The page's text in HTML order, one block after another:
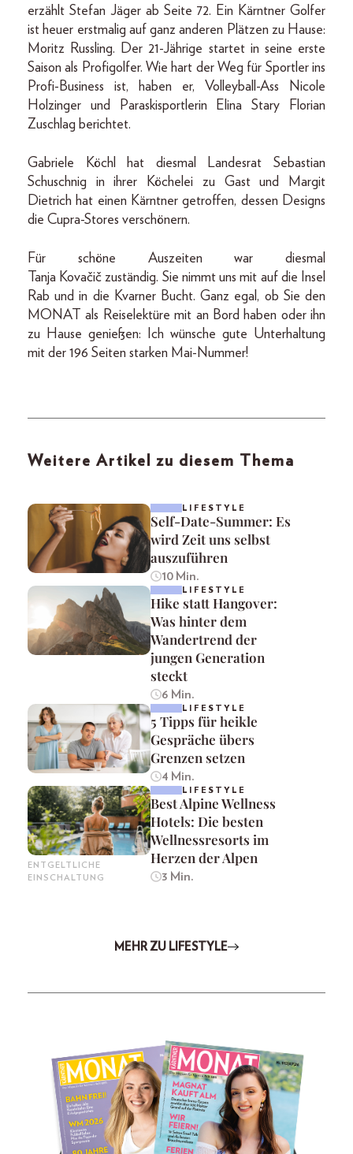
erzählt Stefan Jäger ab Seite 72. Ein Kärntner Golfer
ist heuer erstmalig auf ganz anderen Plätzen zu Hause:
Moritz Russling. Der 21-Jährige startet in seine erste
Saison als Profigolfer. Wie hart der Weg für Sportler ins
Profi-Business ist, haben er, Volleyball-Ass Nicole
Holzinger und Paraskisportlerin Elina Stary Florian
Zuschlag berichtet.
Gabriele Köchl hat diesmal Landesrat Sebastian
Schuschnig in ihrer Köchelei zu Gast und Margit
Dietrich hat einen Kärntner getroffen, dessen Designs
die Cupra-Stores verschönern.
Für schöne Auszeiten war diesmal
Tanja Kovačič zuständig. Sie nimmt uns mit auf die Insel
Rab und in die Kvarner Bucht. Ganz egal, ob Sie den
MONAT als Reiselektüre mit an Bord haben oder ihn
zu Hause genießen: Ich wünsche gute Unterhaltung
mit der 196 Seiten starken Mai-Nummer!
Weitere Artikel zu diesem Thema
LIFESTYLE
Self-Date-Summer: Es
wird Zeit uns selbst
auszuführen
10 Min.
LIFESTYLE
Hike statt Hangover:
Was hinter dem
Wandertrend der
jungen Generation
steckt
6 Min.
LIFESTYLE
5 Tipps für heikle
Gespräche übers
Grenzen setzen
4 Min.
ENTGELTLICHE
EINSCHALTUNG
LIFESTYLE
Best Alpine Wellness
Hotels: Die besten
Wellnessresorts im
Herzen der Alpen
3 Min.
MEHR ZU LIFESTYLE